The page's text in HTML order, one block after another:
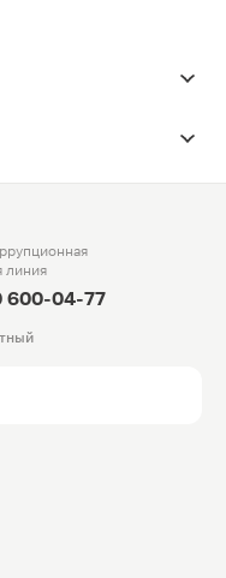
линия
600-04-77